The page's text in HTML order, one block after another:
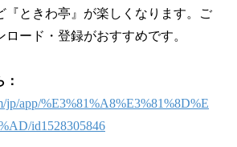
『ときわ亭』が楽しくなります。ご
ード・登録がおすすめです。
jp/app/%E3%81%A8%E3%81%8D%E
id1528305846